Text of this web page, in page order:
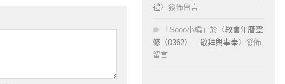
禮〉發佈留言
「 Sooo小編 」於〈教會年曆靈
修（0362） – 敬拜與事奉〉發佈
留言